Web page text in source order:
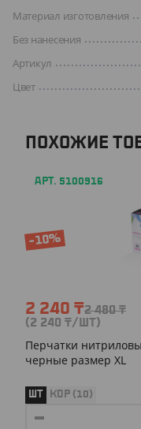
Материал изготовления
Без нанесения
Артикул
Цвет
ПОХОЖИЕ
АРТ. 5100916
-10%
2 240 ₸2 480₸
(2 240 ₸/ШТ)
Перчатки
черные размер XL
ШТ КОР (10)